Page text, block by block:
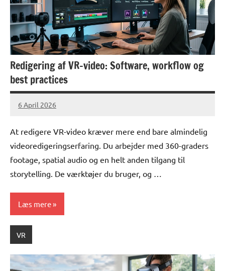
Redigering af VR-video: Software, workflow og
best practices
6 April 2026
lucas
No
At redigere VR-video kræver mere end bare almindelig
videoredigeringserfaring. Du arbejder med 360-graders
footage, spatial audio og en helt anden tilgang til
storytelling. De værktøjer du bruger, og …
Læs mere
VR